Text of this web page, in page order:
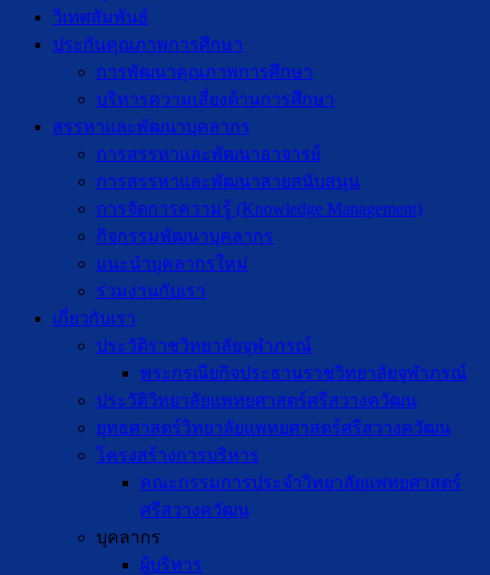
วิเทศสัมพันธ์
ประกันคุณภาพการศึกษา
การพัฒนาคุณภาพการศึกษา
บริหารความเสี่ยงด้านการศึกษา
สรรหาและพัฒนาบุคลากร
การสรรหาและพัฒนาอาจารย์
การสรรหาและพัฒนาสายสนับสนุน
การจัดการความรู้ (Knowledge Management)
กิจกรรมพัฒนาบุคลากร
แนะนำบุคลากรใหม่
ร่วมงานกับเรา
เกี่ยวกับเรา
ประวัติราชวิทยาลัยจุฬาภรณ์
พระกรณียกิจประธานราชวิทยาลัยจุฬาภรณ์
ประวัติวิทยาลัยแพทยศาสตร์ศรีสวางควัฒน
ยุทธศาสตร์วิทยาลัยแพทยศาสตร์ศรีสวางควัฒน
โครงสร้างการบริหาร
คณะกรรมการประจำวิทยาลัยแพทยศาสตร์
ศรีสวางควัฒน
บุคลากร
ผู้บริหาร